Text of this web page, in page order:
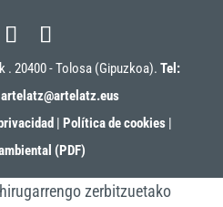
. 20400 - Tolosa (Gipuzkoa). Tel:
artelatz@artelatz.eus
| Política de cookies|
(PDF)
zerbitzuetako